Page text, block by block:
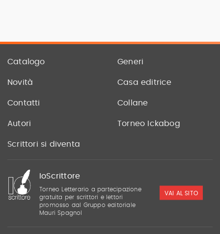
Catalogo Generi
Novità Casa editrice
Contatti Collane
Autori Torneo Ickabog
Scrittori si diventa
IoScrittore
Torneo Letterario a partecipazione
gratuita per scrittori e lettori
promosso dal Gruppo editoriale
Mauri Spagnol
VAI AL SITO